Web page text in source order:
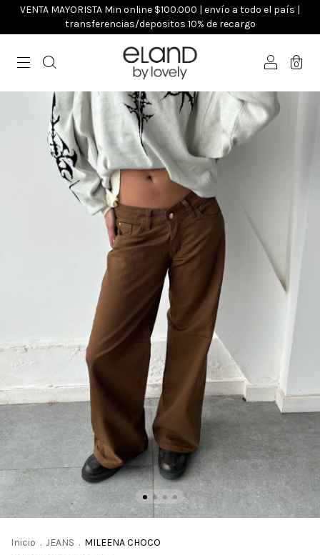
VENTA MAYORISTA Min online $100.000 | envío a todo el país |
transferencias/depositos 10% de recargo
0
Inicio . JEANS . MILEENA CHOCO